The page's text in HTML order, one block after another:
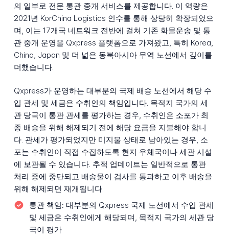
의 일부로 전문 통관 중개 서비스를 제공합니다. 이 역량은
2021년 KorChina Logistics 인수를 통해 상당히 확장되었으
며, 이는 17개국 네트워크 전반에 걸쳐 기존 화물운송 및 통
관 중개 운영을 Qxpress 플랫폼으로 가져왔고, 특히 Korea,
China, Japan 및 더 넓은 동북아시아 무역 노선에서 깊이를
더했습니다.
Qxpress가 운영하는 대부분의 국제 배송 노선에서 해당 수
입 관세 및 세금은 수취인의 책임입니다. 목적지 국가의 세
관 당국이 통관 관세를 평가하는 경우, 수취인은 소포가 최
종 배송을 위해 해제되기 전에 해당 요금을 지불해야 합니
다. 관세가 평가되었지만 미지불 상태로 남아있는 경우, 소
포는 수취인이 직접 수집하도록 현지 우체국이나 세관 시설
에 보관될 수 있습니다. 추적 업데이트는 일반적으로 통관
처리 중에 중단되고 배송물이 검사를 통과하고 이후 배송을
위해 해제되면 재개됩니다.
통관 책임: 대부분의 Qxpress 국제 노선에서 수입 관세
및 세금은 수취인에게 해당되며, 목적지 국가의 세관 당
국이 평가